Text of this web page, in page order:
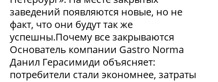
заведений появляются новые, но не
факт, что они будут так же
успешны.Почему все закрываются
Основатель компании Gastro Norma
Данил Герасимиди объясняет:
потребители стали экономнее, затраты